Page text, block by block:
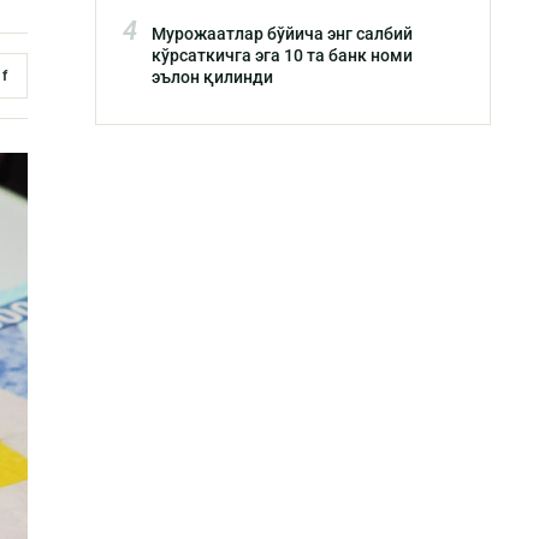
f
4
Мурожаатлар бўйича энг салбий
кўрсаткичга эга 10 та банк номи
эълон қилинди